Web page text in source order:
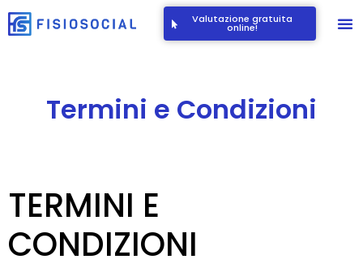
Valutazione gratuita
online!
Termini e Condizioni
TERMINI E
CONDIZIONI